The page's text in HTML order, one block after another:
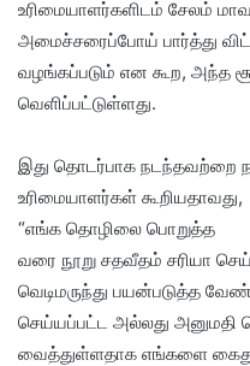
உரிமையாளர்களிடம் சேலம்
அமைச்சரைப்போய் பார்த்து
வழங்கப்படும் என கூற, அந்த
வெளிப்பட்டுள்ளது.
இது தொடர்பாக நடந்தவற்றை
உரிமையாளர்கள் கூறியதாவது,
“எங்க தொழிலை பொறுத்த
வரை நூறு சதவீதம் சரியா
வெடிமருந்து பயன்படுத்த
செய்யப்பட்ட அல்லது அனுமதி
வைத்துள்ளதாக எங்களை கைது